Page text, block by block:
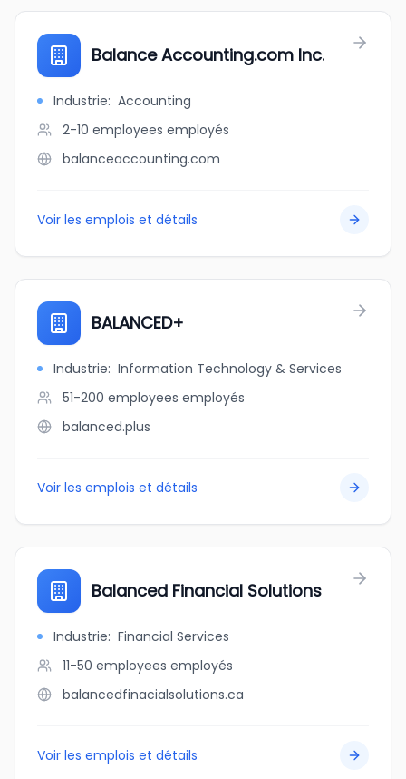
Balance Accounting.com Inc.
Industrie: Accounting
2-10 employees employés
balanceaccounting.com
Voir les emplois et détails
BALANCED+
Industrie: Information Technology & Services
51-200 employees employés
balanced.plus
Voir les emplois et détails
Balanced Financial Solutions
Industrie: Financial Services
11-50 employees employés
balancedfinacialsolutions.ca
Voir les emplois et détails